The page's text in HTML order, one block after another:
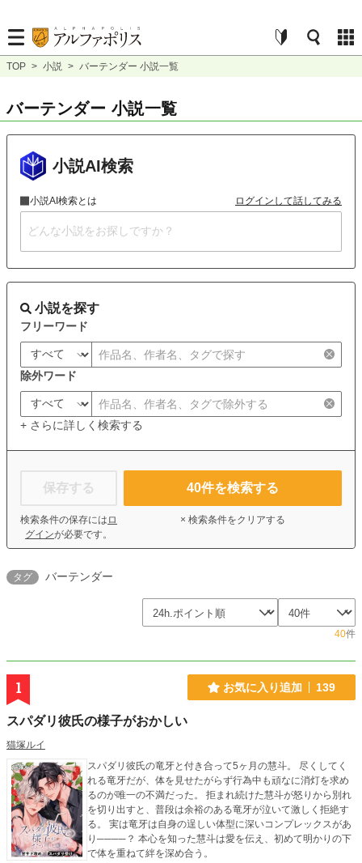
TOP > 小説 > バーテンダー 小説一覧
バーテンダー 小説一覧
小説AI検索
小説AI検索とは ログインして話してみる
小説を探す
フリーワード
除外ワード
+ さらに詳しく検索する
保存する
検索条件の保存には ロ
グインが必要です。
40件を検索する
× 検索条件をクリアする
タグ バーテンダー
40件
1 お気に入り追加 139
スパダリ彼氏の様子がおかしい
猫塚ルイ
スパダリ彼氏の竜牙と付き合って5ヶ月の慧斗。 尽くしてく
れる竜牙だが、体を見せたがらず行為中も頑なに消灯を求め
るのが唯一の不満だった。 拒まれ続けた慧斗が怒りから別れ
を切り出すと、普段は余裕のある竜牙が泣いて激しく拒絶す
る。 実は竜牙は自身の逞しい体型に深いコンプレックスがあ
り────？ 本心を知った慧斗は愛を伝え、初めて明かりの下
で体を重ねて絆を深め合う。